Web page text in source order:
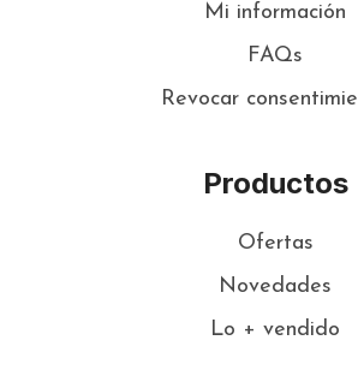
Mi información
FAQs
Revocar
Productos
Ofertas
Novedades
Lo + vendido